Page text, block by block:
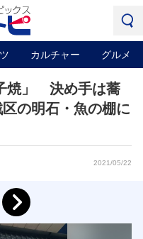
カルチャー グルメ
焼」 決め手は蕎
の明石・魚の棚に
2021/05/22